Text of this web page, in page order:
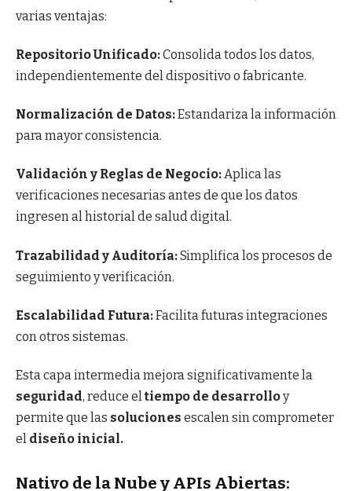
varias ventajas:
Repositorio Unificado:Consolida todos los datos,
independientemente del dispositivo o fabricante.
Normalización de Datos:Estandariza la información
para mayor consistencia.
Validación y Reglas de Negocio:Aplica las
verificaciones necesarias antes de que los datos
ingresen al historial de salud digital.
Trazabilidad y Auditoría:Simplifica los procesos de
seguimiento y verificación.
Escalabilidad Futura:Facilita futuras integraciones
con otros sistemas.
Esta capa intermedia mejora significativamente la
seguridad, reduce eltiempo de desarrolloy
permite que las soluciones escalen sin comprometer
el diseño inicial.
Nativo de la Nube y APIs Abiertas: